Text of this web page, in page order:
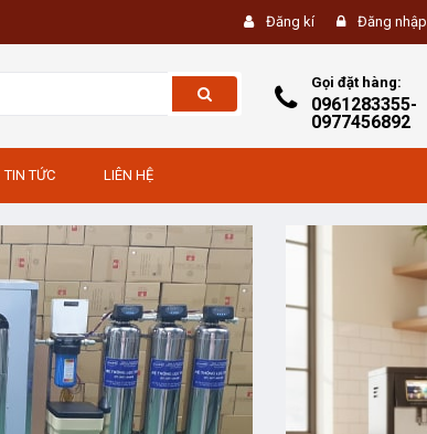
Đăng kí Đăng nhập
Gọi đặt hàng:
0961283355-
0977456892
TIN TỨC LIÊN HỆ